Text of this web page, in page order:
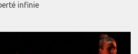
infinie